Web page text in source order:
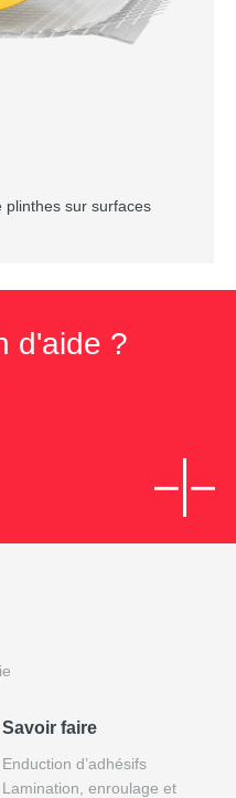
plinthes sur surfaces
d'aide ?
Savoir faire
Enduction d’adhésifs
Lamination, enroulage et